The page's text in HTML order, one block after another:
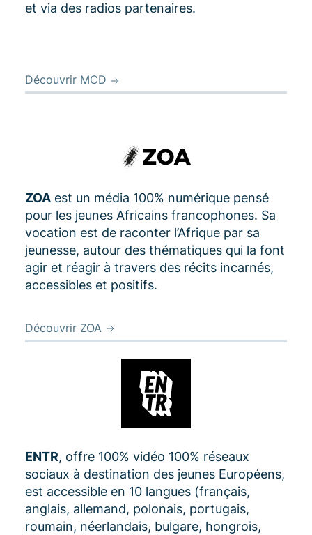
et via des radios partenaires.
Découvrir MCD
ZOA est un média 100% numérique pensé
pour les jeunes Africains francophones. Sa
vocation est de raconter l’Afrique par sa
jeunesse, autour des thématiques qui la font
agir et réagir à travers des récits incarnés,
accessibles et positifs.
Découvrir ZOA
ENTR, offre 100% vidéo 100% réseaux
sociaux à destination des jeunes Européens,
est accessible en 10 langues (français,
anglais, allemand, polonais, portugais,
roumain, néerlandais, bulgare, hongrois,